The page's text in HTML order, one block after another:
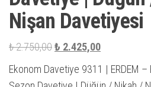
Nişan Davetiyesi
₺2.750,00Orijinal
fiyat:
₺ 2.750,00.
₺ 2.425,00Şu
andaki
fiyat:
Ekonom Davetiye 9311 | ERDEM